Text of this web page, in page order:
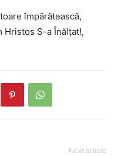
împărătească,
Hristos S-a Înălţat!,
Next article